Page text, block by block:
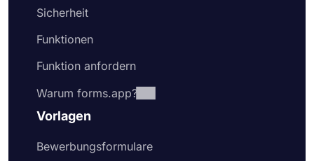
Sicherheit
Funktionen
Funktion anfordern
Warum forms.app?
Vorlagen
Bewerbungsformulare